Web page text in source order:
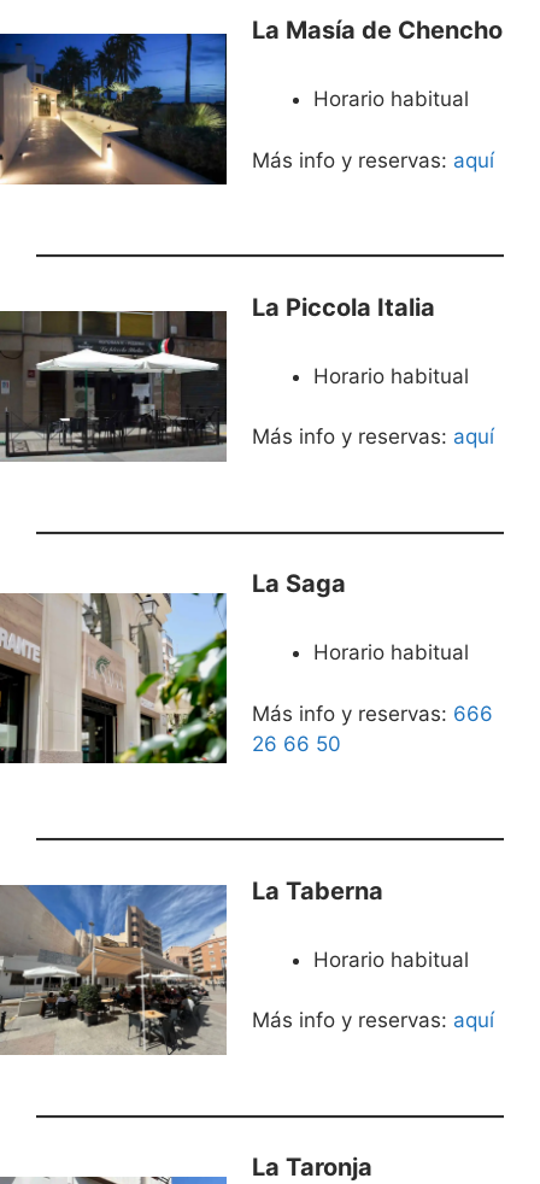
La Masía de Chencho
Horario habitual
Más info y reservas: aquí
La Piccola Italia
Horario habitual
Más info y reservas: aquí
La Saga
Horario habitual
Más info y reservas: 666
26 66 50
La Taberna
Horario habitual
Más info y reservas: aquí
La Taronja